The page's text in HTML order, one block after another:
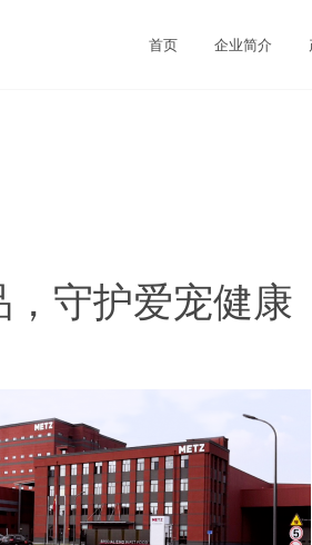
首页 企业简介
守护爱宠健康